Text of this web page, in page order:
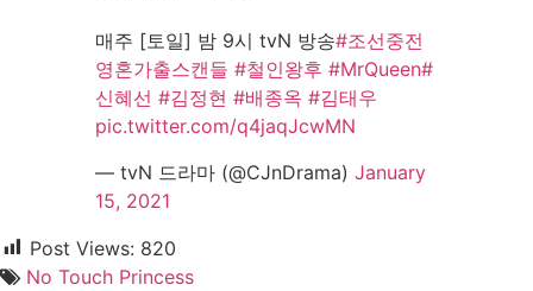
매주 [토일] 밤 9시 tvN 방송#조선중전
영혼가출스캔들 #철인왕후 #MrQueen#
신혜선 #김정현 #배종옥 #김태우
pic.twitter.com/q4jaqJcwMN
— tvN 드라마 (@CJnDrama) January
15, 2021
Post Views: 820
No Touch Princess